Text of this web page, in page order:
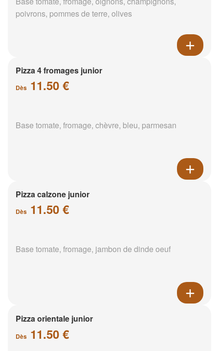
poivrons, pommes de terre, olives
Pizza 4 fromages junior
Dès 11.50 €
Base tomate, fromage, chèvre, bleu, parmesan
Pizza calzone junior
Dès 11.50 €
Base tomate, fromage, jambon de dinde oeuf
Pizza orientale junior
Dès 11.50 €